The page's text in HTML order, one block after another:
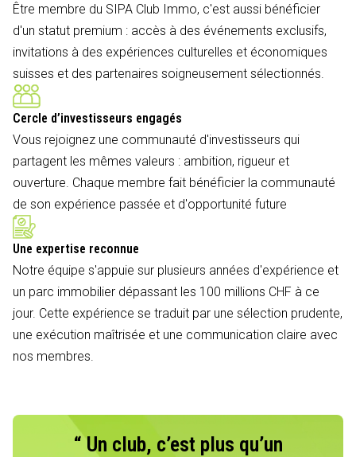
Être membre du SIPA Club Immo, c'est aussi bénéficier
d'un statut premium : accès à des événements exclusifs,
invitations à des expériences culturelles et économiques
suisses et des partenaires soigneusement sélectionnés.
Cercle d’investisseurs engagés
Vous rejoignez une communauté d'investisseurs qui
partagent les mêmes valeurs : ambition, rigueur et
ouverture. Chaque membre fait bénéficier la communauté
de son expérience passée et d'opportunité future
Une expertise reconnue
Notre équipe s'appuie sur plusieurs années d'expérience et
un parc immobilier dépassant les 100 millions CHF à ce
jour. Cette expérience se traduit par une sélection prudente,
une exécution maîtrisée et une communication claire avec
nos membres.
“ Un club, c’est plus qu’un